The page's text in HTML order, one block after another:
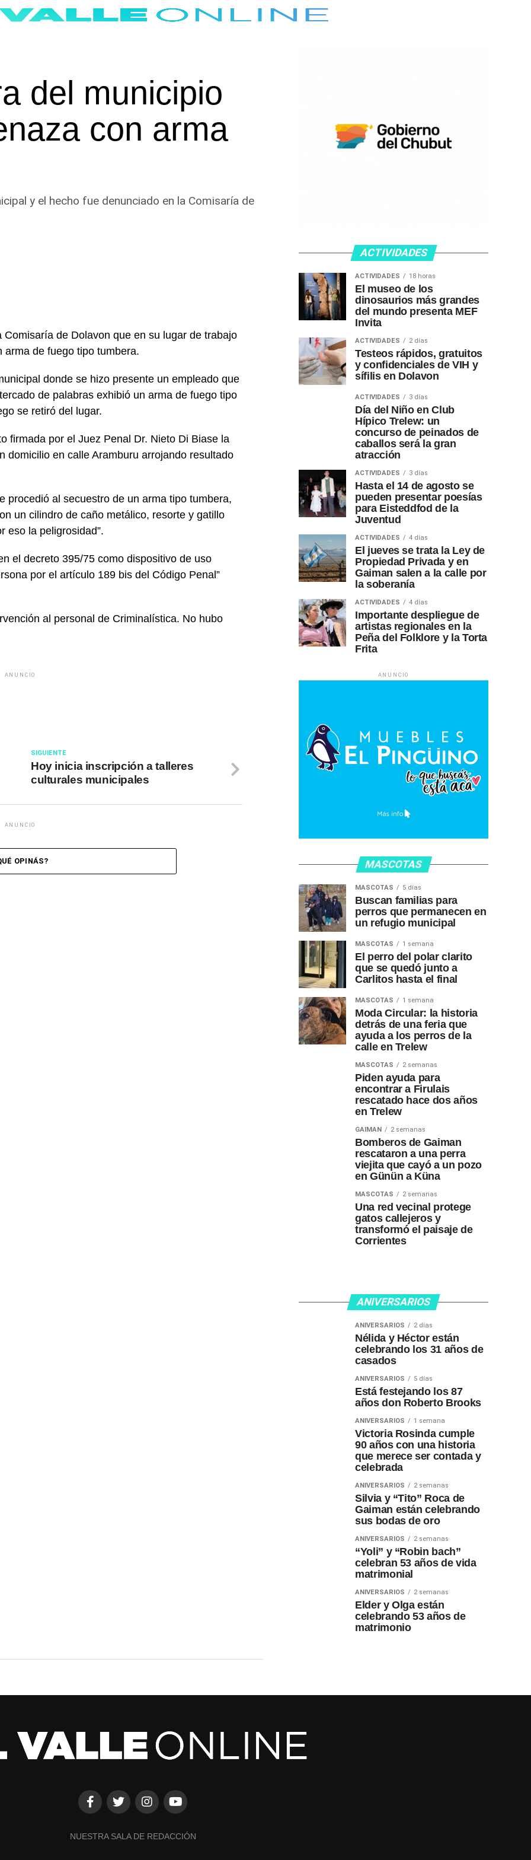
del municipio
con arma
y el hecho fue denunciado en la Comisaría de
de Dolavon que en su lugar de trabajo
de fuego tipo tumbera.
donde se hizo presente un empleado que
de palabras exhibió un arma de fuego tipo
se retiró del lugar.
firmada por el Juez Penal Dr. Nieto Di Biase la
domicilio en calle Aramburu arrojando resultado
procedió al secuestro de un arma tipo tumbera,
un cilindro de caño metálico, resorte y gatillo
eso la peligrosidad”.
el decreto 395/75 como dispositivo de uso
por el artículo 189 bis del Código Penal”
al personal de Criminalística. No hubo
ANUNCIO
SIGUIENTE
Hoy inicia inscripción a talleres
culturales municipales
ANUNCIO
OPINÁS?
ACTIVIDADES
ACTIVIDADES 18 horas
El museo de los
dinosaurios más grandes
del mundo presenta MEF
Invita
ACTIVIDADES 2 días
Testeos rápidos, gratuitos
y confidenciales de VIH y
sífilis en Dolavon
ACTIVIDADES 3 días
Día del Niño en Club
Hípico Trelew: un
concurso de peinados de
caballos será la gran
atracción
ACTIVIDADES 3 días
Hasta el 14 de agosto se
pueden presentar poesías
para Eisteddfod de la
Juventud
ACTIVIDADES 4 días
El jueves se trata la Ley de
Propiedad Privada y en
Gaiman salen a la calle por
la soberanía
ACTIVIDADES 4 días
Importante despliegue de
artistas regionales en la
Peña del Folklore y la Torta
Frita
ANUNCIO
MASCOTAS
MASCOTAS 5 días
Buscan familias para
perros que permanecen en
un refugio municipal
MASCOTAS 1 semana
El perro del polar clarito
que se quedó junto a
Carlitos hasta el final
MASCOTAS 1 semana
Moda Circular: la historia
detrás de una feria que
ayuda a los perros de la
calle en Trelew
MASCOTAS 2 semanas
Piden ayuda para
encontrar a Firulais
rescatado hace dos años
en Trelew
GAIMAN 2 semanas
Bomberos de Gaiman
rescataron a una perra
viejita que cayó a un pozo
en Günün a Küna
MASCOTAS 2 semanas
Una red vecinal protege
gatos callejeros y
transformó el paisaje de
Corrientes
ANIVERSARIOS
ANIVERSARIOS 2 días
Nélida y Héctor están
celebrando los 31 años de
casados
ANIVERSARIOS 5 días
Está festejando los 87
años don Roberto Brooks
ANIVERSARIOS 1 semana
Victoria Rosinda cumple
90 años con una historia
que merece ser contada y
celebrada
ANIVERSARIOS 2 semanas
Silvia y “Tito” Roca de
Gaiman están celebrando
sus bodas de oro
ANIVERSARIOS 2 semanas
“Yoli” y “Robin bach”
celebran 53 años de vida
matrimonial
ANIVERSARIOS 2 semanas
Elder y Olga están
celebrando 53 años de
matrimonio
NUESTRA SALA DE REDACCIÓN